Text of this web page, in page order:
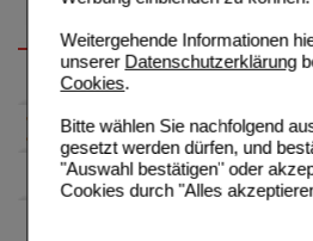
Weitergehende Informationen
unserer Datenschutzerklärung
Cookies.
Bitte wählen Sie nachfolgend
gesetzt werden dürfen, und
"Auswahl bestätigen" oder
Cookies durch "Alles